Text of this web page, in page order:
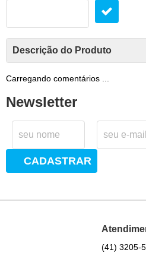
Descrição do Produto
Carregando comentários ...
Newsletter
CADASTRAR
(41) 3205-